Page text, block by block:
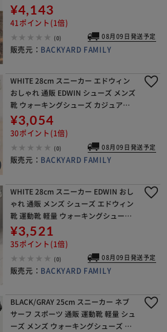
ウォーキングシューズ スタイリッシュ
レディース 靴 メンズシューズ 学生
¥4,143
41ポイント(1倍)
(0) 08月09日発送予定
販売元： BACKYARD FAMILY
WHITE 28cm スニーカー エドウィン
おしゃれ 通販 EDWIN シューズ メンズ
靴 ウォーキングシューズ カジュアル
シューズ 運動靴 軽量 通勤 通学 メンズ
シューズ スタイリッシュ レデ
¥3,054
30ポイント(1倍)
(0) 08月09日発送予定
販売元： BACKYARD FAMILY
WHITE 28cm スニーカー EDWIN おし
ゃれ 通販 メンズ シューズ エドウィン
靴 運動靴 軽量 ウォーキングシューズ
カジュアルシューズ 通勤 通学 メンズ
シューズ レディース スポーツ
¥3,521
35ポイント(1倍)
(0) 08月09日発送予定
販売元： BACKYARD FAMILY
BLACK/GRAY 25cm スニーカー ネブ
サーフ スポーツ 通販 運動靴 軽量 シュ
ーズ メンズ ウォーキングシューズ メ